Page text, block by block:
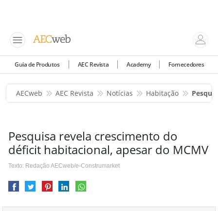
Guia de Produtos AEC Revista Academy Fornecedores
AECweb AEC Revista Notícias Habitação
Pesquisa revela crescimento do
déficit habitacional, apesar do MCMV
Texto: Redação AECweb/e-Construmarket